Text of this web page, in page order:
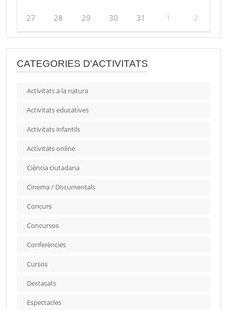
27 28 29 30 31 1 2
CATEGORIES D'ACTIVITATS
Activitats a la natura
Activitats educatives
Activitats infantils
Activitats online
Ciència ciutadana
Cinema / Documentals
Concurs
Concursos
Conferències
Cursos
Destacats
Espectacles